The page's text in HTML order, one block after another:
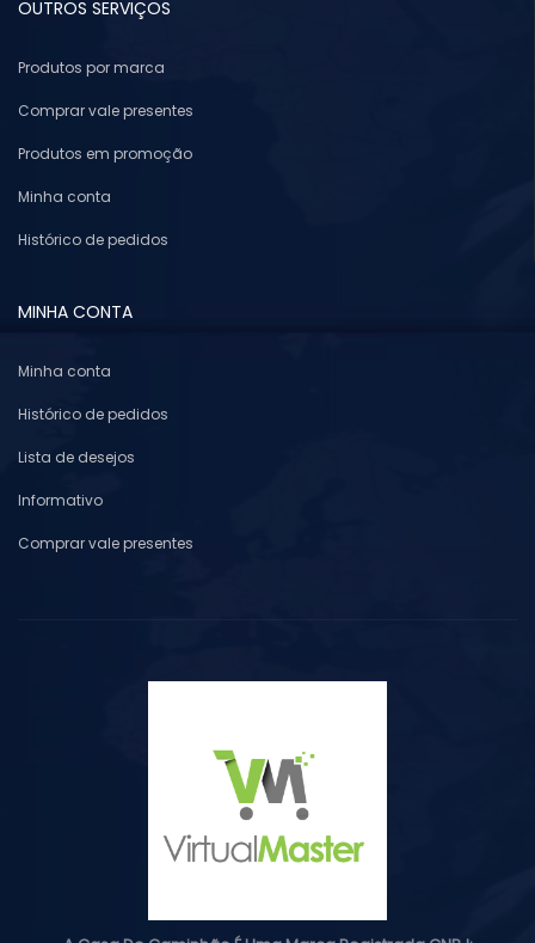
OUTROS SERVIÇOS
Produtos por marca
Comprar vale presentes
Produtos em promoção
Minha conta
Histórico de pedidos
MINHA CONTA
Minha conta
Histórico de pedidos
Lista de desejos
Informativo
Comprar vale presentes